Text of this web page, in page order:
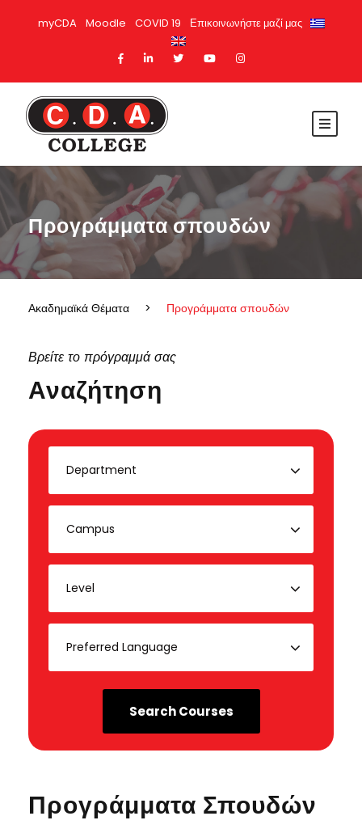
myCDA Moodle COVID 19 Επικοινωνήστε μαζί μας
Προγράμματα σπουδών
Ακαδημαϊκά Θέματα > Προγράμματα σπουδών
Βρείτε το πρόγραμμά σας
Αναζήτηση
Προγράμματα Σπουδών